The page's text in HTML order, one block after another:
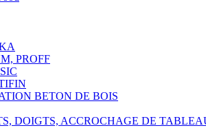
PROFF
BETON DE BOIS
DOIGTS, ACCROCHAGE DE